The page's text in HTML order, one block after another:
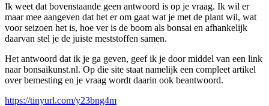
Ik weet dat bovenstaande geen antwoord is op je vraag. Ik wil er
maar mee aangeven dat het er om gaat wat je met de plant wil, wat
voor seizoen het is, hoe ver is de boom als bonsai en afhankelijk
daarvan stel je de juiste meststoffen samen.
Het antwoord dat ik je ga geven, geef ik je door middel van een link
naar bonsaikunst.nl. Op die site staat namelijk een compleet artikel
over bemesting en je vraag wordt daarin ook beantwoord.
https://tinyurl.com/y23bng4m